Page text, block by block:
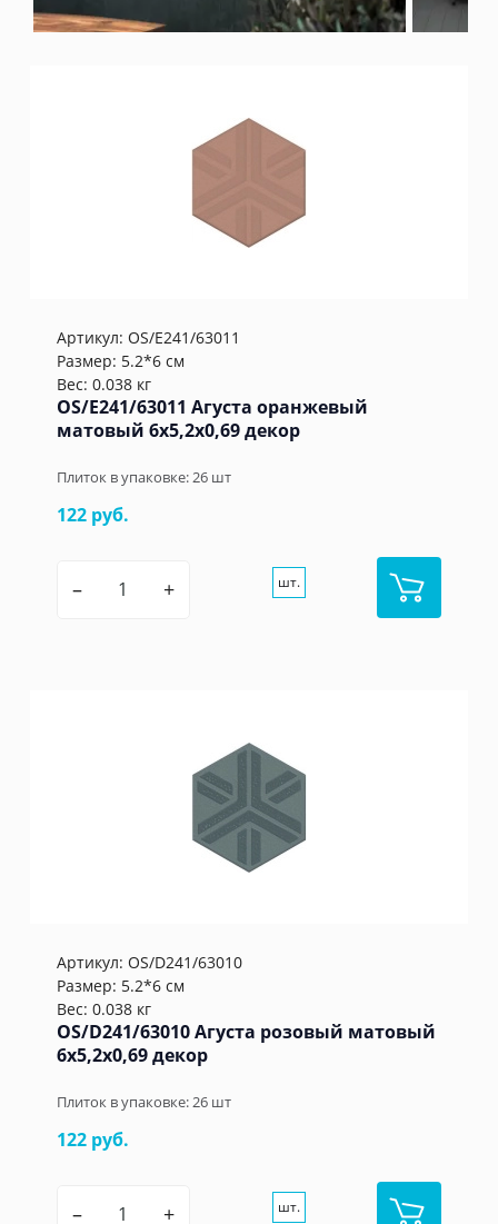
Артикул: OS/E241/63011
Размер: 5.2*6 см
Вес: 0.038 кг
OS/E241/63011 Агуста оранжевый
матовый 6x5,2x0,69 декор
Плиток в упаковке:26 шт
122 руб.
– + шт.
Артикул: OS/D241/63010
Размер: 5.2*6 см
Вес: 0.038 кг
OS/D241/63010 Агуста розовый матовый
6x5,2x0,69 декор
Плиток в упаковке:26 шт
122 руб.
– + шт.